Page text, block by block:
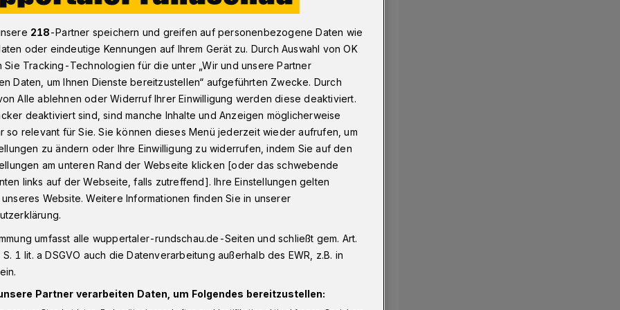
Tänzer und Choreograph Mark
auch für Menschen mit
218-Partner speichern und greifen auf personenbezogene Daten wie
oder eindeutige Kennungen auf Ihrem Gerät zu. Durch Auswahl von OK
Sie Tracking-Technologien für die unter „Wir und unsere Partner
Daten, um Ihnen Dienste bereitzustellen“ aufgeführten Zwecke. Durch
Alle ablehnen oder Widerruf Ihrer Einwilligung werden diese deaktiviert.
deaktiviert sind, sind manche Inhalte und Anzeigen möglicherweise
so relevant für Sie. Sie können dieses Menü jederzeit wieder aufrufen, um
zu ändern oder Ihre Einwilligung zu widerrufen, indem Sie auf den
am unteren Rand der Webseite klicken [oder das schwebende
links auf der Webseite, falls zutreffend]. Ihre Einstellungen gelten
Website. Weitere Informationen finden Sie in unserer
umfasst alle wuppertaler-rundschau.de-Seiten und schließt gem. Art.
1 lit. a DSGVO auch die Datenverarbeitung außerhalb des EWR, z.B. in
Partner verarbeiten Daten, um Folgendes bereitzustellen: